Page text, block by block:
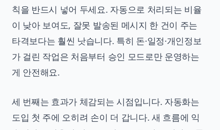
칙을 반드시 넣어 두세요. 자동으로 처리되는 비율
이 낮아 보여도, 잘못 발송된 메시지 한 건이 주는
타격보다는 훨씬 낫습니다. 특히 돈·일정·개인정보
가 걸린 작업은 처음부터 승인 모드로만 운영하는
게 안전해요.
세 번째는 효과가 체감되는 시점입니다. 자동화는
도입 첫 주에 오히려 손이 더 갑니다. 새 흐름에 익